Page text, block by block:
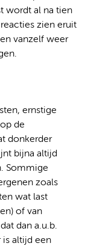
wordt al na tien
zien eruit
vanzelf weer
ernstige
de
donkerder
bijna altijd
Sommige
zoals
wat last
of van
dan a.u.b.
is altijd een